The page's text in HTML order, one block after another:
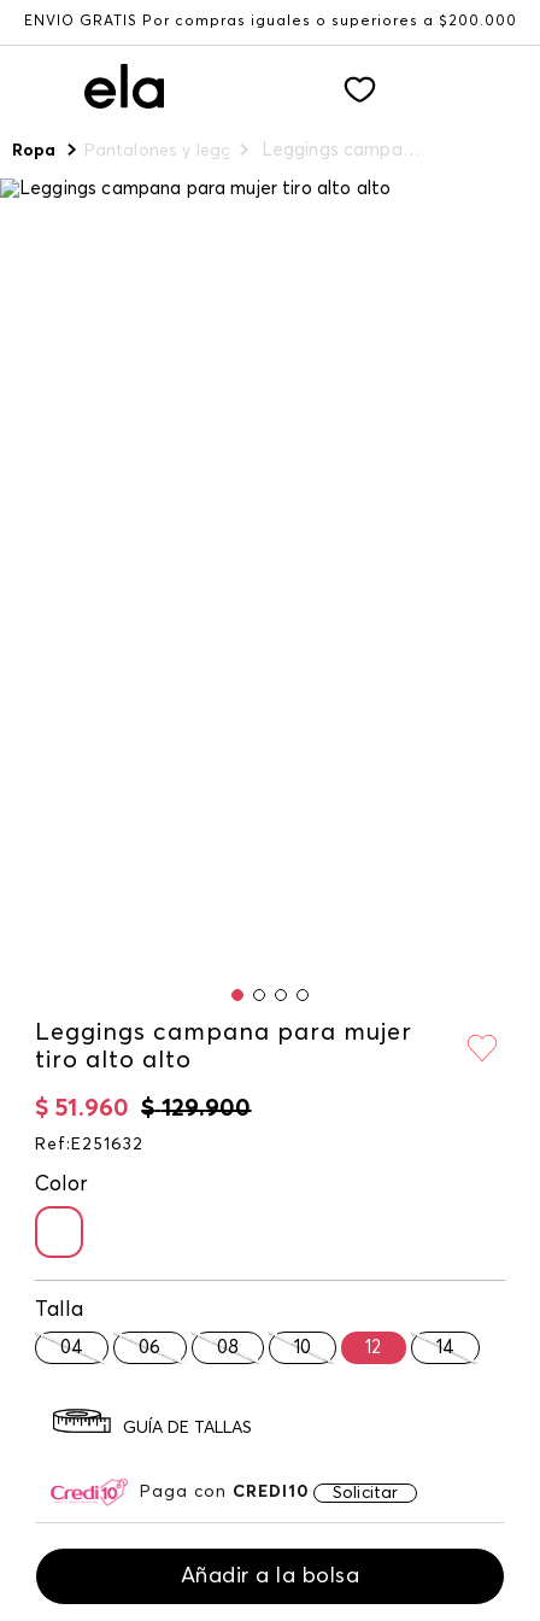
ENVÍO GRATIS Por compras iguales o superiores a $200.000
Ropa Pantalones y leggings Leggings campana para mujer tiro alto alto
Leggings campana para mujer
tiro alto alto
$ 129.900
$ 51 .960
Ref : E251632
Color
Talla
04 06 08 10 12 14
GUÍA DE TALLAS
Paga con CREDI10 Solicitar
Añadir a la bolsa